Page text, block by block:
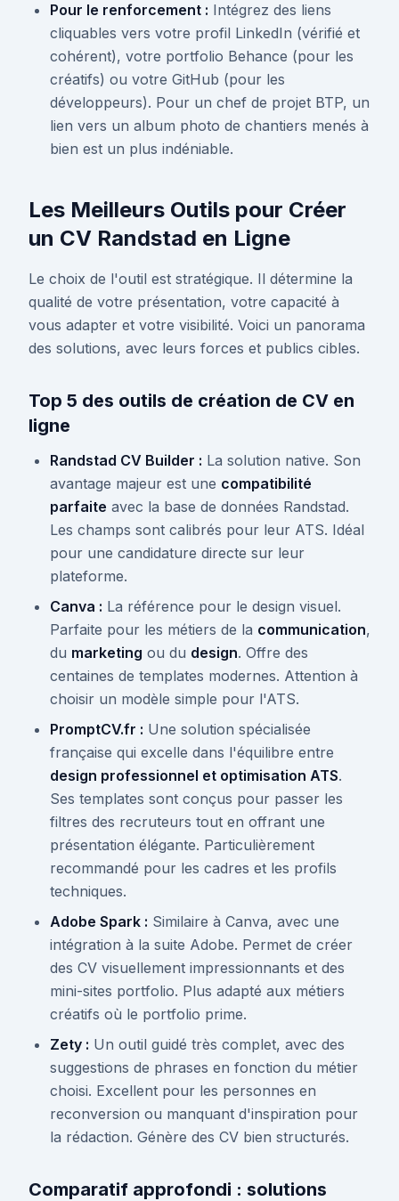
Pour le renforcement : Intégrez des liens
cliquables vers votre profil LinkedIn (vérifié et
cohérent), votre portfolio Behance (pour les
créatifs) ou votre GitHub (pour les
développeurs). Pour un chef de projet BTP, un
lien vers un album photo de chantiers menés à
bien est un plus indéniable.
Les Meilleurs Outils pour Créer
un CV Randstad en Ligne
Le choix de l'outil est stratégique. Il détermine la
qualité de votre présentation, votre capacité à
vous adapter et votre visibilité. Voici un panorama
des solutions, avec leurs forces et publics cibles.
Top 5 des outils de création de CV en
ligne
Randstad CV Builder : La solution native. Son
avantage majeur est une compatibilité
parfaite avec la base de données Randstad.
Les champs sont calibrés pour leur ATS. Idéal
pour une candidature directe sur leur
plateforme.
Canva : La référence pour le design visuel.
Parfaite pour les métiers de la communication,
du marketing ou du design. Offre des
centaines de templates modernes. Attention à
choisir un modèle simple pour l'ATS.
PromptCV.fr : Une solution spécialisée
française qui excelle dans l'équilibre entre
design professionnel et optimisation ATS.
Ses templates sont conçus pour passer les
filtres des recruteurs tout en offrant une
présentation élégante. Particulièrement
recommandé pour les cadres et les profils
techniques.
Adobe Spark : Similaire à Canva, avec une
intégration à la suite Adobe. Permet de créer
des CV visuellement impressionnants et des
mini-sites portfolio. Plus adapté aux métiers
créatifs où le portfolio prime.
Zety : Un outil guidé très complet, avec des
suggestions de phrases en fonction du métier
choisi. Excellent pour les personnes en
reconversion ou manquant d'inspiration pour
la rédaction. Génère des CV bien structurés.
Comparatif approfondi : solutions